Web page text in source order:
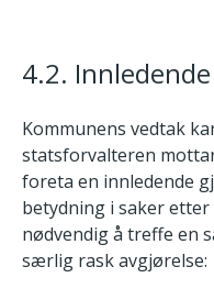
4.2.
Kommunens vedtak
statsforvalteren
foreta en innledende
betydning i saker
nødvendig å treffe en
særlig rask avgjørelse: